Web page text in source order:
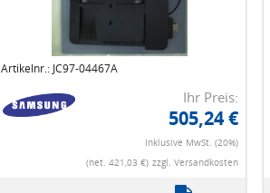
Artikelnr.: JC97-04467A
Ihr Preis:
505,24 €
Inklusive MwSt. (20%)
(net. 421,03 €) zzgl. Versandkosten